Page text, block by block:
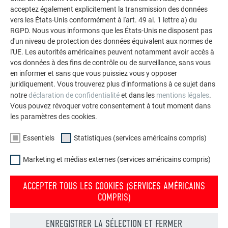
VOIR DAVANTAGE DE RÉFÉRENCES
acceptez également explicitement la transmission des données
vers les États-Unis conformément à l'art. 49 al. 1 lettre a) du
RGPD. Nous vous informons que les États-Unis ne disposent pas
d'un niveau de protection des données équivalent aux normes de
l'UE. Les autorités américaines peuvent notamment avoir accès à
vos données à des fins de contrôle ou de surveillance, sans vous
en informer et sans que vous puissiez vous y opposer
juridiquement. Vous trouverez plus d'informations à ce sujet dans
notredéclaration de confidentialitéet dans les mentions légales.
Vous pouvez révoquer votre consentement à tout moment dans
les paramètres des cookies.
Essentiels Statistiques (services américains compris)
Marketing et médias externes (services américains compris)
ACCEPTER TOUS LES COOKIES (SERVICES AMÉRICAINS
COMPRIS)
ENREGISTRER LA SÉLECTION ET FERMER